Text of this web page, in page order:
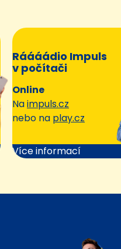
Ráááádio Impuls
v počítači
Online
Naimpuls.cz
nebo na play.cz
Více informací